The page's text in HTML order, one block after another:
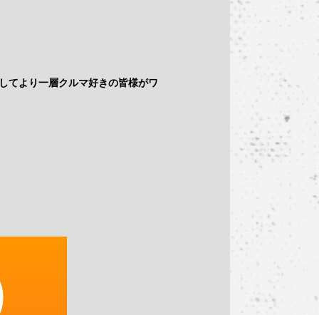
てより一層クルマ好きの皆様がワ